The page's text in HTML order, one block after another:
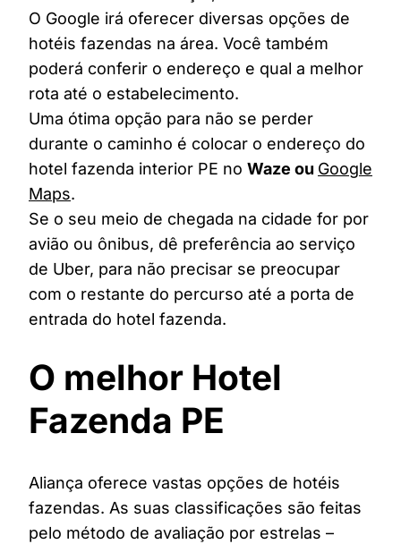
O Google irá oferecer diversas opções de
hotéis fazendas na área. Você também
poderá conferir o endereço e qual a melhor
rota até o estabelecimento.
Uma ótima opção para não se perder
durante o caminho é colocar o endereço do
hotel fazenda interior PE no Waze ou Google
Maps.
Se o seu meio de chegada na cidade for por
avião ou ônibus, dê preferência ao serviço
de Uber, para não precisar se preocupar
com o restante do percurso até a porta de
entrada do hotel fazenda.
O melhor Hotel
Fazenda PE
Aliança oferece vastas opções de hotéis
fazendas. As suas classificações são feitas
pelo método de avaliação por estrelas –